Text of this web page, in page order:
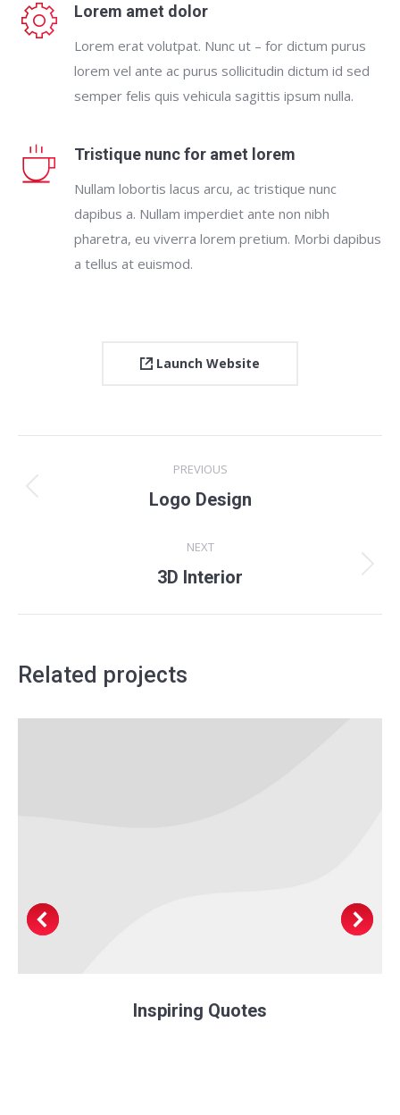
Lorem amet dolor
Lorem erat volutpat. Nunc ut – for dictum purus
lorem vel ante ac purus sollicitudin dictum id sed
semper felis quis vehicula sagittis ipsum nulla.
Tristique nunc for amet lorem
Nullam lobortis lacus arcu, ac tristique nunc
dapibus a. Nullam imperdiet ante non nibh
pharetra, eu viverra lorem pretium. Morbi dapibus
a tellus at euismod.
Launch Website
navigation
PREVIOUS
Previous
Logo Design
NEXT
Next
3D Interior
Related projects
Inspiring Quotes